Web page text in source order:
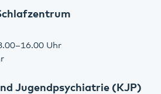
Uhr
Jugendpsychiatrie (KJP)